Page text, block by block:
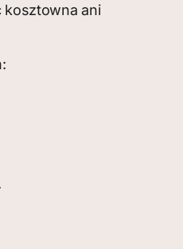
kosztowna ani